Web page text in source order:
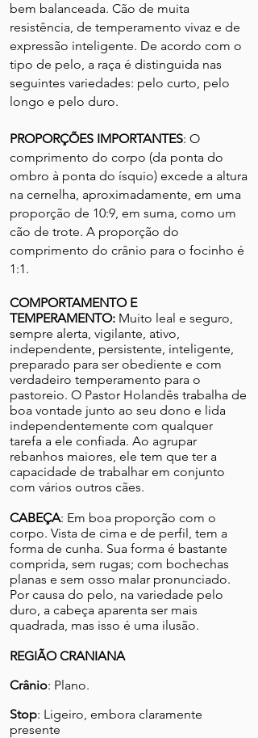
bem balanceada. Cão de muita
resistência, de temperamento vivaz e de
expressão inteligente. De acordo com o
tipo de pelo, a raça é distinguida nas
seguintes variedades: pelo curto, pelo
longo e pelo duro.
PROPORÇÕES IMPORTANTES: O
comprimento do corpo (da ponta do
ombro à ponta do ísquio) excede a altura
na cernelha, aproximadamente, em uma
proporção de 10:9, em suma, como um
cão de trote. A proporção do
comprimento do crânio para o focinho é
1:1.
COMPORTAMENTO E
TEMPERAMENTO: Muito leal e seguro,
sempre alerta, vigilante, ativo,
independente, persistente, inteligente,
preparado para ser obediente e com
verdadeiro temperamento para o
pastoreio. O Pastor Holandês trabalha de
boa vontade junto ao seu dono e lida
independentemente com qualquer
tarefa a ele confiada. Ao agrupar
rebanhos maiores, ele tem que ter a
capacidade de trabalhar em conjunto
com vários outros cães.
CABEÇA: Em boa proporção com o
corpo. Vista de cima e de perfil, tem a
forma de cunha. Sua forma é bastante
comprida, sem rugas; com bochechas
planas e sem osso malar pronunciado.
Por causa do pelo, na variedade pelo
duro, a cabeça aparenta ser mais
quadrada, mas isso é uma ilusão.
REGIÃO CRANIANA
Crânio: Plano.
Stop: Ligeiro, embora claramente
presente